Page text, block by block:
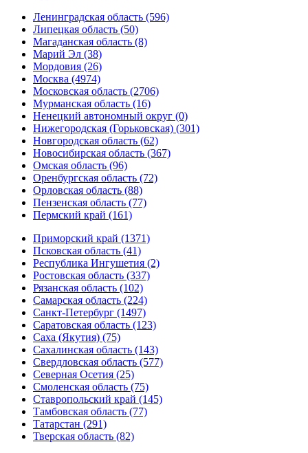
Ленинградская область (596)
Липецкая область (50)
Магаданская область (8)
Марий Эл (38)
Мордовия (26)
Москва (4974)
Московская область (2706)
Мурманская область (16)
Ненецкий автономный округ (0)
Нижегородская (Горьковская) (301)
Новгородская область (62)
Новосибирская область (367)
Омская область (96)
Оренбургская область (72)
Орловская область (88)
Пензенская область (77)
Пермский край (161)
Приморский край (1371)
Псковская область (41)
Республика Ингушетия (2)
Ростовская область (337)
Рязанская область (102)
Самарская область (224)
Санкт-Петербург (1497)
Саратовская область (123)
Саха (Якутия) (75)
Сахалинская область (143)
Свердловская область (577)
Северная Осетия (25)
Смоленская область (75)
Ставропольский край (145)
Тамбовская область (77)
Татарстан (291)
Тверская область (82)